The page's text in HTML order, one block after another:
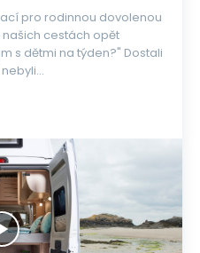
pro rodinnou dovolenou
cestách opět
s dětmi na týden?" Dostali
nebyli...